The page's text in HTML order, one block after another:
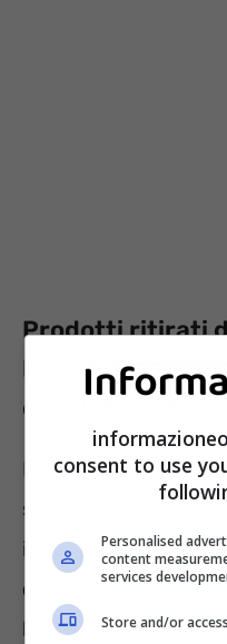
Prodotti ritirati
Paglieri: cosa
consumatori?
Ma le
sapone per le mani.
infatti, anche vari
docciaschiuma e
Felce Azzurra. Si
consent to use
Personalised
content
services
Store and/or